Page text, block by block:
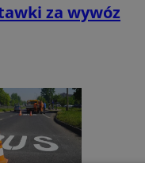
za wywóz